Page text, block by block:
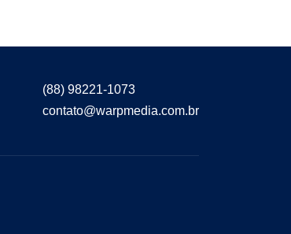
(88) 98221-1073
contato@warpmedia.com.br